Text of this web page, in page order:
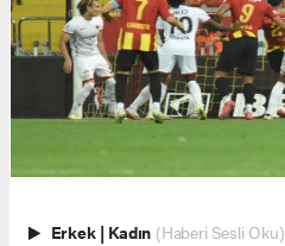
Erkek | Kadın (Haberi Sesli Oku)